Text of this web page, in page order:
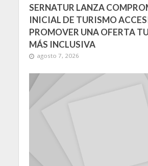
SERNATUR LANZA
INICIAL DE TURISMO
PROMOVER UNA OFERTA
MÁS INCLUSIVA
agosto 7, 2026